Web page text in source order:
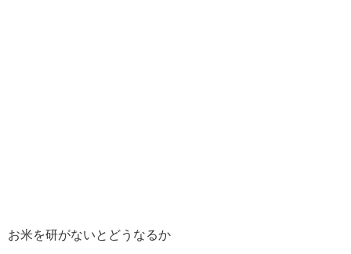
お米を研がないとどうなるか